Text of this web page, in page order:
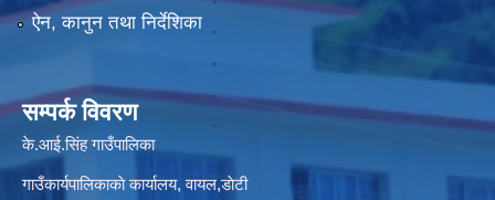
ऐन, कानुन तथा निर्देशिका
सम्पर्क विवरण
के.आई.सिंह गाउँपालिका
गाउँकार्यपालिकाकाे कार्यालय, वायल,डाेटी